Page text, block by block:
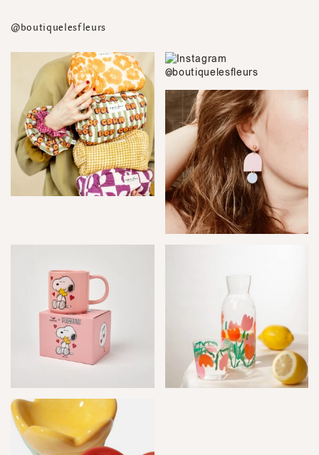
@boutiquelesfleurs